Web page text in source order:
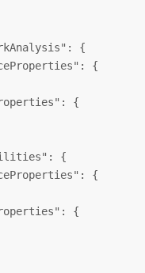
": {
": {
": {
": {
": {
": {